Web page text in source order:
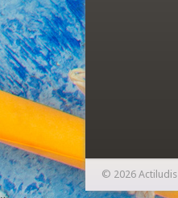
© 2026 Actiludis